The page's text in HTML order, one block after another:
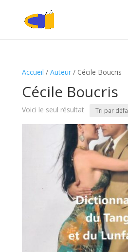
Accueil / Auteur/ Cécile Boucris
Cécile Boucris
Voici le seul résultat